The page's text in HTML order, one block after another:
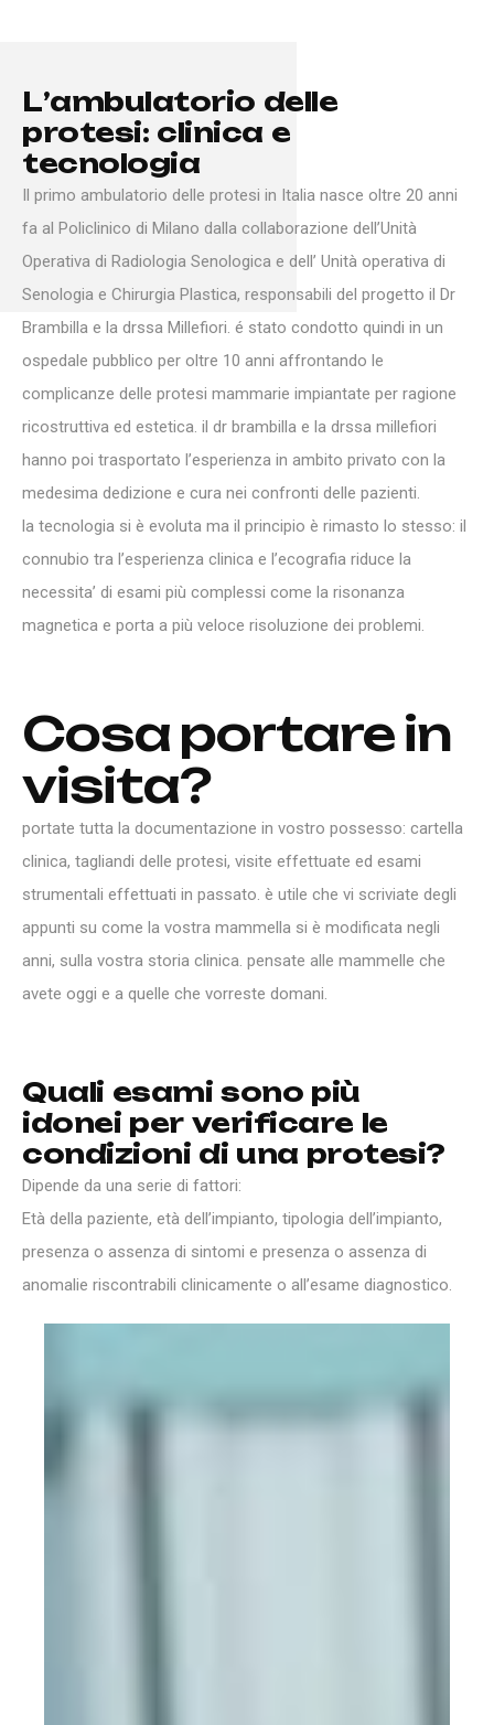
L’ambulatorio delle
protesi: clinica e
tecnologia
Il primo ambulatorio delle protesi in Italia nasce oltre 20 anni
fa al Policlinico di Milano dalla collaborazione dell’Unità
Operativa di Radiologia Senologica e dell’ Unità operativa di
Senologia e Chirurgia Plastica, responsabili del progetto il Dr
Brambilla e la drssa Millefiori. é stato condotto quindi in un
ospedale pubblico per oltre 10 anni affrontando le
complicanze delle protesi mammarie impiantate per ragione
ricostruttiva ed estetica. il dr brambilla e la drssa millefiori
hanno poi trasportato l’esperienza in ambito privato con la
medesima dedizione e cura nei confronti delle pazienti.
la tecnologia si è evoluta ma il principio è rimasto lo stesso: il
connubio tra l’esperienza clinica e l’ecografia riduce la
necessita’ di esami più complessi come la risonanza
magnetica e porta a più veloce risoluzione dei problemi.
Cosa portarein
visita?
portate tutta la documentazione in vostro possesso: cartella
clinica, tagliandi delle protesi, visite effettuate ed esami
strumentali effettuati in passato. è utile che vi scriviate degli
appunti su come la vostra mammella si è modificata negli
anni, sulla vostra storia clinica. pensate alle mammelle che
avete oggi e a quelle che vorreste domani.
Quali esami sono più
idonei per verificare le
condizioni di una protesi?
Dipende da una serie di fattori:
Età della paziente, età dell’impianto, tipologia dell’impianto,
presenza o assenza di sintomi e presenza o assenza di
anomalie riscontrabili clinicamente o all’esame diagnostico.